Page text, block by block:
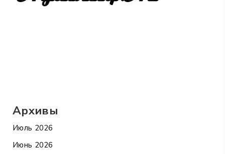
Архивы
Июль 2026
Июнь 2026